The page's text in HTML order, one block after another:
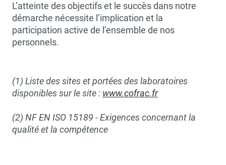
L’atteinte des objectifs et le succès dans notre
démarche nécessite l’implication et la
participation active de l’ensemble de nos
personnels.
(1) Liste des sites et portées des laboratoires
disponibles sur le site : www.cofrac.fr
(2) NF EN ISO 15189 - Exigences concernant la
qualité et la compétence